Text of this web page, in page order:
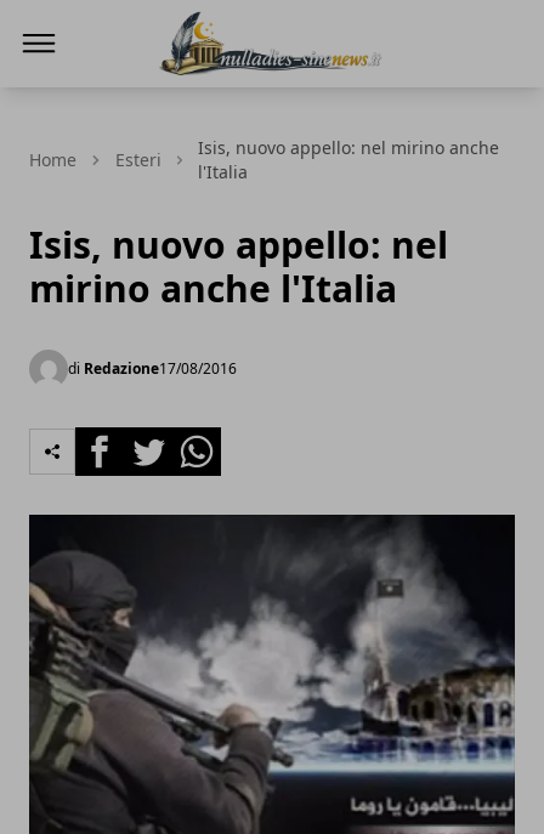
Home Esteri
Isis, nuovo appello: nel mirino anche
l'Italia
Isis, nuovo appello: nel
mirino anche l'Italia
di Redazione17/08/2016
FacebookTwitterWhatsapp